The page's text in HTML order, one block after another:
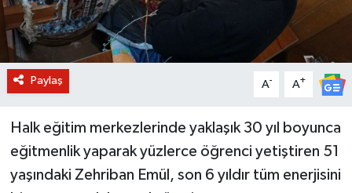
Paylaş A- A+
Halk eğitim merkezlerinde yaklaşık 30 yıl boyunca
eğitmenlik yaparak yüzlerce öğrenci yetiştiren 51
yaşındaki Zehriban Emül, son 6 yıldır tüm enerjisini